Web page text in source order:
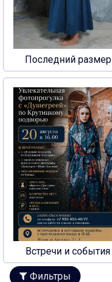
Последний размер
Встречи и события
Фильтры